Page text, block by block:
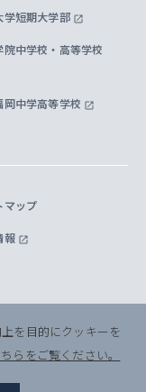
ンセンター
ー
報公表
学短期大学部
院中学校・高等学校
岡中学高等学校
マップ
報
を目的にクッキーを
らをご覧ください。